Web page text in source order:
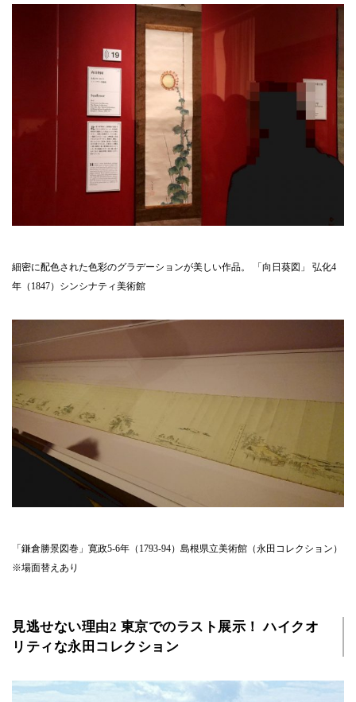
細密に配色された色彩のグラデーションが美しい作品。 「向日葵図」 弘化4
年（1847）シンシナティ美術館
「鎌倉勝景図巻」寛政5-6年（1793-94）島根県立美術館（永田コレクション）
※場面替えあり
見逃せない理由2 東京でのラスト展示！ ハイクオ
リティな永田コレクション